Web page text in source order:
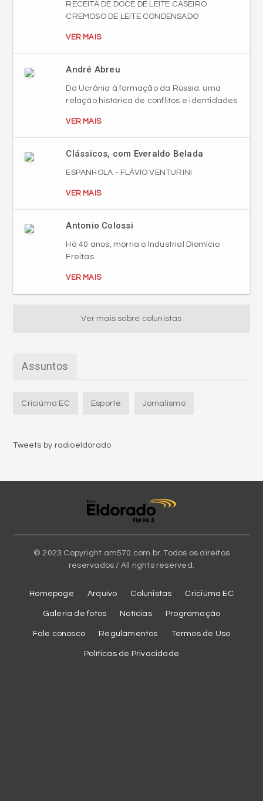
RECEITA DE DOCE DE LEITE CASEIRO
CREMOSO DE LEITE CONDENSADO
VER MAIS
André Abreu
Da Ucrânia à formação da Rússia: uma
relação histórica de conflitos e identidades
VER MAIS
Clássicos, com Everaldo Belada
ESPANHOLA - FLÁVIO VENTURINI
VER MAIS
Antonio Colossi
Há 40 anos, morria o Industrial Diomício
Freitas
VER MAIS
Ver mais sobre colunistas
Assuntos
Criciúma EC Esporte Jornalismo
Tweets by radioeldorado
© 2023 Copyright am570.com.br. Todos os direitos
reservados / All rights reserved.
Homepage Arquivo Colunistas Criciúma EC
Galeria de fotos Notícias Programação
Fale conosco Regulamentos Termos de Uso
Políticas de Privacidade